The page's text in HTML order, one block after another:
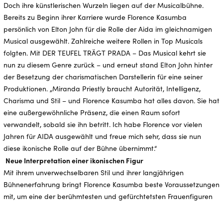
Doch ihre künstlerischen Wurzeln liegen auf der Musicalbühne.
Bereits zu Beginn ihrer Karriere wurde Florence Kasumba
persönlich von Elton John für die Rolle der Aida im gleichnamigen
Musical ausgewählt. Zahlreiche weitere Rollen in Top Musicals
folgten. Mit DER TEUFEL TRÄGT PRADA – Das Musical kehrt sie
nun zu diesem Genre zurück – und erneut stand Elton John hinter
der Besetzung der charismatischen Darstellerin für eine seiner
Produktionen. „Miranda Priestly braucht Autorität, Intelligenz,
Charisma und Stil – und Florence Kasumba hat alles davon. Sie hat
eine außergewöhnliche Präsenz, die einen Raum sofort
verwandelt, sobald sie ihn betritt. Ich habe Florence vor vielen
Jahren für AIDA ausgewählt und freue mich sehr, dass sie nun
diese ikonische Rolle auf der Bühne übernimmt.“
Neue Interpretation einer ikonischen Figur
Mit ihrem unverwechselbaren Stil und ihrer langjährigen
Bühnenerfahrung bringt Florence Kasumba beste Voraussetzungen
mit, um eine der berühmtesten und gefürchtetsten Frauenfiguren